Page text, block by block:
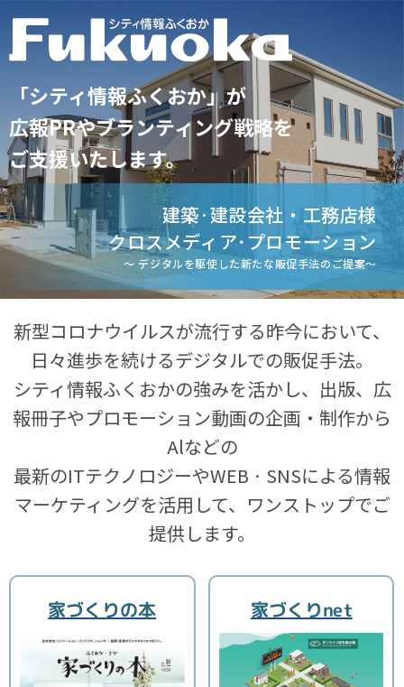
建築·建設会社・工務店様
クロスメディア･プロモーション
～ デジタルを駆使した新たな販促手法のご提案～
「シティ情報ふくおか」が
広報PRやブランティング戦略を
ご支援いたします。
新型コロナウイルスが流行する昨今において、
日々進歩を続けるデジタルでの販促手法。
シティ情報ふくおかの強みを活かし、出版、広
報冊子やプロモーション動画の企画・制作から
Alなどの
最新のITテクノロジーやWEB · SNSによる情報
マーケティングを活用して、ワンストップでご
提供します。
家づくりの本 家づくりnet